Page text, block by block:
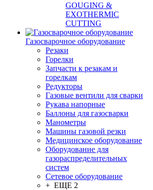
GOUGING &
EXOTHERMIC
CUTTING
Газосварочное оборудование
Резаки
Горелки
Запчасти к резакам и
горелкам
Редукторы
Газовые вентили для сварки
Рукава напорные
Баллоны для газосварки
Манометры
Машины газовой резки
Медицинское оборудование
Оборудование для
газораспределительных
систем
Сетевое оборудование
+ ЕЩЕ 2